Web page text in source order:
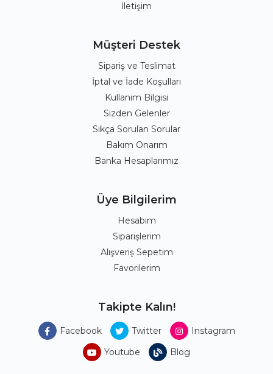
İletişim
Müşteri Destek
Sipariş ve Teslimat
İptal ve İade Koşulları
Kullanım Bilgisi
Sizden Gelenler
Sıkça Sorulan Sorular
Bakım Onarım
Banka Hesaplarımız
Üye Bilgilerim
Hesabım
Siparişlerim
Alışveriş Sepetim
Favorilerim
Takipte Kalın!
Facebook Twitter
Instagram
Youtube
Blog